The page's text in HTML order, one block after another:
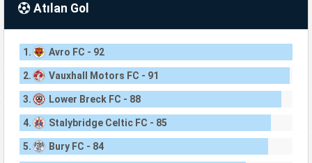
Atılan Gol
1. Avro FC - 92
2. Vauxhall Motors FC - 91
3. Lower Breck FC - 88
4. Stalybridge Celtic FC - 85
5. Bury FC - 84